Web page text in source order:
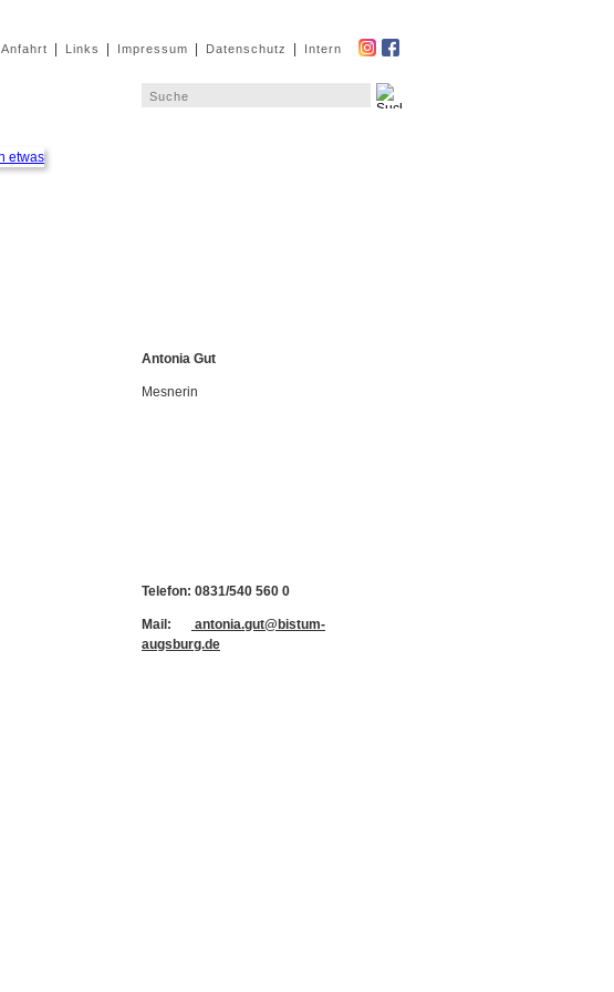
Anfahrt Links Impressum Datenschutz Intern
Antonia Gut
Mesnerin
Telefon: 0831/540 560 0
Mail:
antonia.gut@bistum-
augsburg.de